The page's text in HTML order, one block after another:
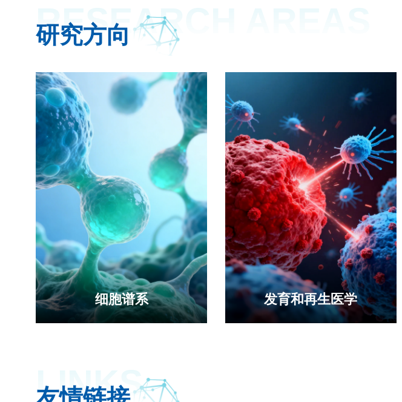
RESEARCH AREAS
研究方向
细胞谱系
依托“解谱系-绘谱系-用谱系”创新体
系，发掘并确证新药物靶点 聚焦人
发育和再生医学
LINKS